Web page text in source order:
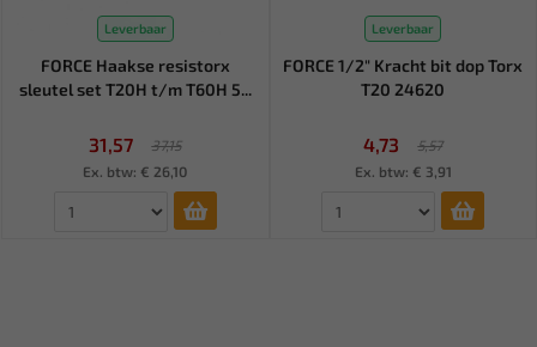
Leverbaar
FORCE Haakse resistorx
sleutel set T20H t/m T60H 5...
31,57
37,15
Ex. btw: € 26,10
Leverbaar
FORCE 1/2" Kracht bit dop Torx
T20 24620
4,73
5,57
Ex. btw: € 3,91